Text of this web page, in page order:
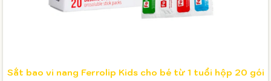
Sắt bao vi nang Ferrolip Kids cho bé từ 1 tuổi hộp 20 gói